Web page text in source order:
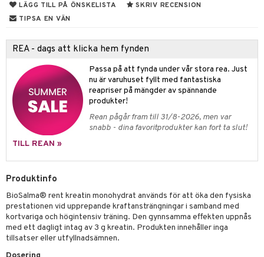
LÄGG TILL PÅ ÖNSKELISTA
SKRIV RECENSION
TIPSA EN VÄN
REA - dags att klicka hem fynden
Passa på att fynda under vår stora rea. Just
nu är varuhuset fyllt med fantastiska
reapriser på mängder av spännande
produkter!
Rean pågår fram till 31/8-2026, men var
snabb - dina favoritprodukter kan fort ta slut!
TILL REAN »
Produktinfo
BioSalma® rent kreatin monohydrat används för att öka den fysiska
prestationen vid upprepande kraftansträngningar i samband med
kortvariga och högintensiv träning. Den gynnsamma effekten uppnås
med ett dagligt intag av 3 g kreatin. Produkten innehåller inga
tillsatser eller utfyllnadsämnen.
svar